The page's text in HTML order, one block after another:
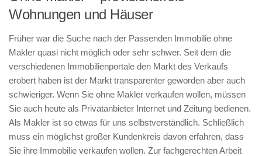
Wohnungen und Häuser
Früher war die Suche nach der Passenden Immobilie ohne
Makler quasi nicht möglich oder sehr schwer. Seit dem die
verschiedenen Immobilienportale den Markt des Verkaufs
erobert haben ist der Markt transparenter geworden aber auch
schwieriger. Wenn Sie ohne Makler verkaufen wollen, müssen
Sie auch heute als Privatanbieter Internet und Zeitung bedienen.
Als Makler ist so etwas für uns selbstverständlich. Schließlich
muss ein möglichst großer Kundenkreis davon erfahren, dass
Sie ihre Immobilie verkaufen wollen. Zur fachgerechten Arbeit